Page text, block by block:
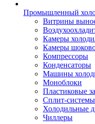
Промышленный
Витрины
Камеры
Камеры
Компрессоры
Конденсаторы
Машины
Моноблоки
Пластиковые
Сплит-системы
Холодильные
Чиллеры